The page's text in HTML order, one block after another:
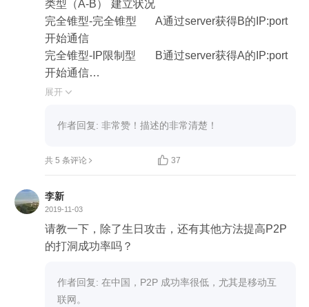
类型（A-B）	建立状况
完全锥型-完全锥型	A通过server获得B的IP:port
开始通信
完全锥型-IP限制型	B通过server获得A的IP:port
开始通信
完全锥型-port限制型	B通过server获得A的IP:port
完全锥型-对称型	B通过server获得A的IP:port开始
IP限制型-IP限制型	A通过server获得B的IP:por
建立NAT映射条目；B通过server获得A的IP:port，
发送UDP包为A建立NAT映射条目，二者之后就可
以开始通信。
IP限制型-port限制型	A通过server获得B的IP:por
建立NAT映射条目；B通过server获得A的IP:port，
发送UDP包为A建立NAT映射条目，二者之后就可
展开 
作者回复: 非常赞！描述的非常清楚！
共 5 条评论  37
李新
2019-11-03
请教一下，除了生日攻击，还有其他方法提高P2P
作者回复: 在中国，P2P 成功率很低，尤其是移动互
联网。